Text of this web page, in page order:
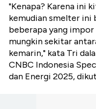
"Kenapa? Karena ini
kemudian smelter ini
beberapa yang
mungkin sekitar
kemarin," kata Tri
CNBC Indonesia
dan Energi 2025,